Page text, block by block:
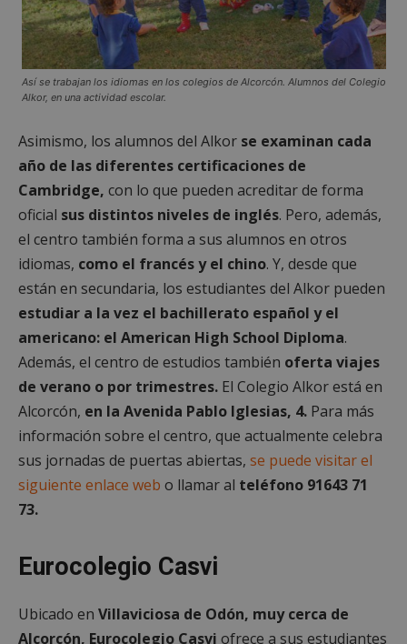
Así se trabajan los idiomas en los colegios de Alcorcón. Alumnos del Colegio
Alkor, en una actividad escolar.
Asimismo, los alumnos del Alkor se examinan cada
año de las diferentes certificaciones de
Cambridge, con lo que pueden acreditar de forma
oficial sus distintos niveles de inglés. Pero, además,
el centro también forma a sus alumnos en otros
idiomas, como el francés y el chino. Y, desde que
están en secundaria, los estudiantes del Alkor pueden
estudiar a la vez el bachillerato español y el
americano: el American High School Diploma.
Además, el centro de estudios también oferta viajes
de verano o por trimestres. El Colegio Alkor está en
Alcorcón, en la Avenida Pablo Iglesias, 4. Para más
información sobre el centro, que actualmente celebra
sus jornadas de puertas abiertas, se puede visitar el
siguiente enlace web o llamar al teléfono 91643 71
73.
Eurocolegio Casvi
Ubicado en Villaviciosa de Odón, muy cerca de
Alcorcón, Eurocolegio Casvi ofrece a sus estudiantes